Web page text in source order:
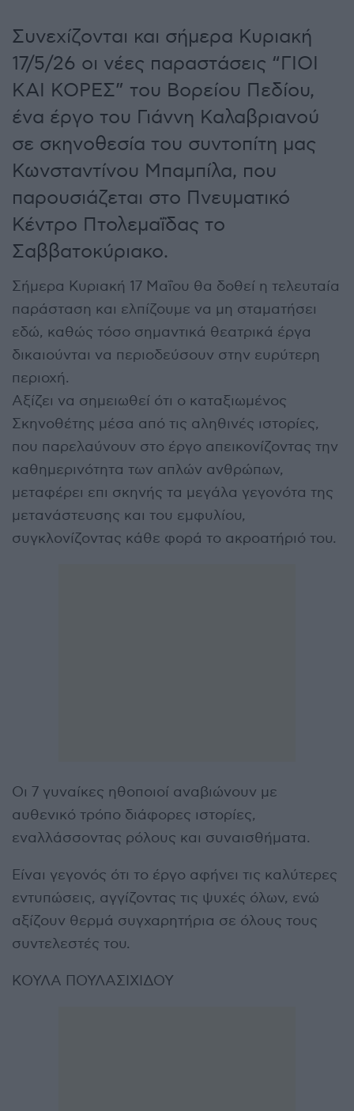
Συνεχίζονται και σήμερα Κυριακή
17/5/26 οι νέες παραστάσεις “ΓΙΟΙ
ΚΑΙ ΚΟΡΕΣ” του Βορείου Πεδίου,
ένα έργο του Γιάννη Καλαβριανού
σε σκηνοθεσία του συντοπίτη μας
Κωνσταντίνου Μπαμπίλα, που
παρουσιάζεται στο Πνευματικό
Κέντρο Πτολεμαΐδας το
Σαββατοκύριακο.
Σήμερα Κυριακή 17 Μαΐου θα δοθεί η τελευταία
παράσταση και ελπίζουμε να μη σταματήσει
εδώ, καθώς τόσο σημαντικά θεατρικά έργα
δικαιούνται να περιοδεύσουν στην ευρύτερη
περιοχή.
Αξίζει να σημειωθεί ότι ο καταξιωμένος
Σκηνοθέτης μέσα από τις αληθινές ιστορίες,
που παρελαύνουν στο έργο απεικονίζοντας την
καθημερινότητα των απλών ανθρώπων,
μεταφέρει επι σκηνής τα μεγάλα γεγονότα της
μετανάστευσης και του εμφυλίου,
συγκλονίζοντας κάθε φορά το ακροατήριό του.
Οι 7 γυναίκες ηθοποιοί αναβιώνουν με
αυθενικό τρόπο διάφορες ιστορίες,
εναλλάσσοντας ρόλους και συναισθήματα.
Είναι γεγονός ότι το έργο αφήνει τις καλύτερες
εντυπώσεις, αγγίζοντας τις ψυχές όλων, ενώ
αξίζουν θερμά συγχαρητήρια σε όλους τους
συντελεστές του.
ΚΟΥΛΑ ΠΟΥΛΑΣΙΧΙΔΟΥ